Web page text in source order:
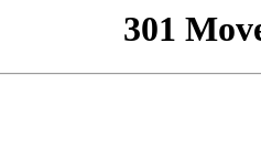
301